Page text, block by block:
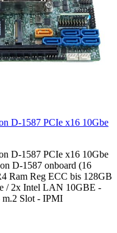
D-1587 PCIe x16 10Gbe
D-1587 PCIe x16 10Gbe
D-1587 onboard (16
Ram Reg ECC bis 128GB
/ 2x Intel LAN 10GBE -
m.2 Slot - IPMI